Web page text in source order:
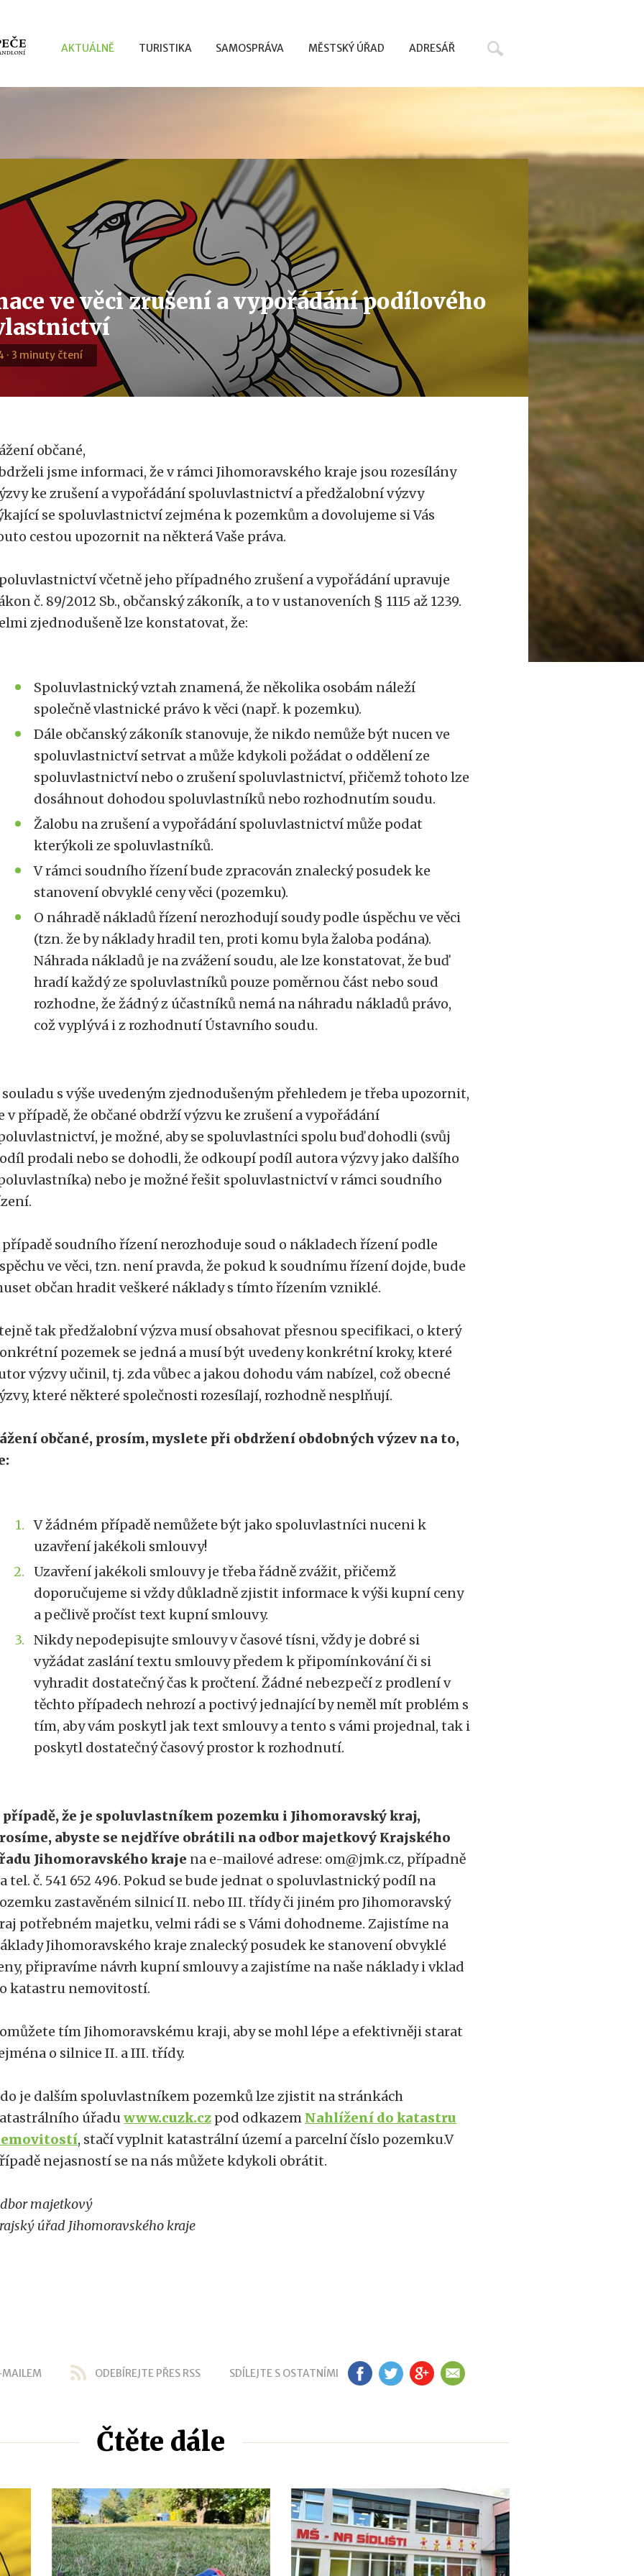
AKTUÁLNĚ TURISTIKA SAMOSPRÁVA MĚSTSKÝ ÚŘAD ADRESÁŘ
ve věci zrušení a vypořádání podílového
· 3 minuty čtení
občané,
jsme informaci, že v rámci Jihomoravského kraje jsou rozesílány
ke zrušení a vypořádání spoluvlastnictví a předžalobní výzvy
se spoluvlastnictví zejména k pozemkům a dovolujeme si Vás
cestou upozornit na některá Vaše práva.
včetně jeho případného zrušení a vypořádání upravuje
č. 89/2012 Sb., občanský zákoník, a to v ustanoveních § 1115 až 1239.
zjednodušeně lze konstatovat, že:
Spoluvlastnický vztah znamená, že několika osobám náleží
společně vlastnické právo k věci (např. k pozemku).
Dále občanský zákoník stanovuje, že nikdo nemůže být nucen ve
spoluvlastnictví setrvat a může kdykoli požádat o oddělení ze
spoluvlastnictví nebo o zrušení spoluvlastnictví, přičemž tohoto lze
dosáhnout dohodou spoluvlastníků nebo rozhodnutím soudu.
Žalobu na zrušení a vypořádání spoluvlastnictví může podat
kterýkoli ze spoluvlastníků.
V rámci soudního řízení bude zpracován znalecký posudek ke
stanovení obvyklé ceny věci (pozemku).
O náhradě nákladů řízení nerozhodují soudy podle úspěchu ve věci
(tzn. že by náklady hradil ten, proti komu byla žaloba podána).
Náhrada nákladů je na zvážení soudu, ale lze konstatovat, že buď
hradí každý ze spoluvlastníků pouze poměrnou část nebo soud
rozhodne, že žádný z účastníků nemá na náhradu nákladů právo,
což vyplývá i z rozhodnutí Ústavního soudu.
souladu s výše uvedeným zjednodušeným přehledem je třeba upozornit,
v případě, že občané obdrží výzvu ke zrušení a vypořádání
je možné, aby se spoluvlastníci spolu buď dohodli (svůj
prodali nebo se dohodli, že odkoupí podíl autora výzvy jako dalšího
nebo je možné řešit spoluvlastnictví v rámci soudního
případě soudního řízení nerozhoduje soud o nákladech řízení podle
ve věci, tzn. není pravda, že pokud k soudnímu řízení dojde, bude
občan hradit veškeré náklady s tímto řízením vzniklé.
tak předžalobní výzva musí obsahovat přesnou specifikaci, o který
pozemek se jedná a musí být uvedeny konkrétní kroky, které
výzvy učinil, tj. zda vůbec a jakou dohodu vám nabízel, což obecné
které některé společnosti rozesílají, rozhodně nesplňují.
občané, prosím, myslete při obdržení obdobných výzev na to,
V žádném případě nemůžete být jako spoluvlastníci nuceni k
uzavření jakékoli smlouvy!
Uzavření jakékoli smlouvy je třeba řádně zvážit, přičemž
doporučujeme si vždy důkladně zjistit informace k výši kupní ceny
a pečlivě pročíst text kupní smlouvy.
Nikdy nepodepisujte smlouvy v časové tísni, vždy je dobré si
vyžádat zaslání textu smlouvy předem k připomínkování či si
vyhradit dostatečný čas k pročtení. Žádné nebezpečí z prodlení v
těchto případech nehrozí a poctivý jednající by neměl mít problém s
tím, aby vám poskytl jak text smlouvy a tento s vámi projednal, tak i
poskytl dostatečný časový prostor k rozhodnutí.
případě, že je spoluvlastníkem pozemku i Jihomoravský kraj,
abyste se nejdříve obrátili na odbor majetkový Krajského
Jihomoravského kraje na e-mailové adrese: om@jmk.cz, případně
tel. č. 541 652 496. Pokud se bude jednat o spoluvlastnický podíl na
zastavěném silnicí II. nebo III. třídy či jiném pro Jihomoravský
potřebném majetku, velmi rádi se s Vámi dohodneme. Zajistíme na
Jihomoravského kraje znalecký posudek ke stanovení obvyklé
připravíme návrh kupní smlouvy a zajistíme na naše náklady i vklad
katastru nemovitostí.
tím Jihomoravskému kraji, aby se mohl lépe a efektivněji starat
o silnice II. a III. třídy.
je dalším spoluvlastníkem pozemků lze zjistit na stránkách
úřaduwww.cuzk.cz pod odkazem Nahlížení do katastru
, stačí vyplnit katastrální území a parcelní číslo pozemku.V
nejasností se na nás můžete kdykoli obrátit.
majetkový
úřad Jihomoravského kraje
ODEBÍREJTE PŘES RSS SDÍLEJTE S OSTATNÍMI FB TW GP EM
Čtěte dále